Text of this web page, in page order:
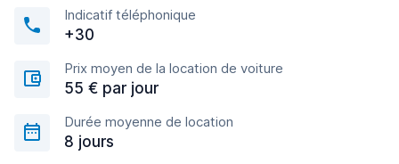
Indicatif téléphonique
+30
Prix moyen de la location de voiture
55 € par jour
Durée moyenne de location
8 jours